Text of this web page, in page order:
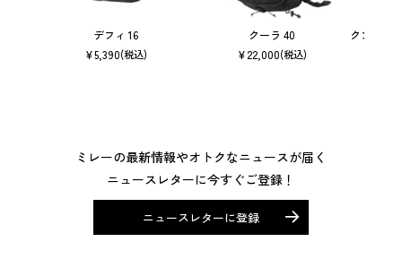
デフィ 16
¥5,390(税込)
クーラ 40
¥22,000(税込)
クンブ マ
ミレーの最新情報やオトクなニュースが届く
ニュースレターに今すぐご登録！
ニュースレターに登録